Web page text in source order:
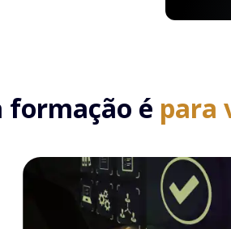
formação é para